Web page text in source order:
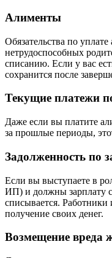
Алименты
Обязательства по
нетрудоспособных
списанию. Если у вас
сохранится после
Текущие платежи
Даже если вы платите
за прошлые периоды,
Задолженность по
Если вы выступаете в
ИП) и должны зарплату
списывается.
получение своих денег.
Возмещение вреда